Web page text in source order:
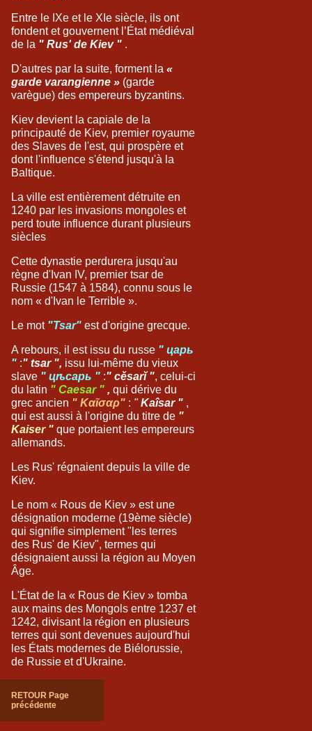
Entre le IXe et le XIe siècle, ils ont
fondent et gouvernent l’État médiéval
de la " Rus' de Kiev " .
D'autres par la suite, forment la «
garde varangienne » (garde
varègue) des empereurs byzantins.
Kiev devient la capiale de la
principauté de Kiev, premier royaume
des Slaves de l'est, qui prospère et
dont l'influence s'étend jusqu'à la
Baltique.
La ville est entièrement détruite en
1240 par les invasions mongoles et
perd toute influence durant plusieurs
siècles
Cette dynastie perdurera jusqu'au
règne d'Ivan IV, premier tsar de
Russie (1547 à 1584), connu sous le
nom « d'Ivan le Terrible ».
Le mot "Tsar" est d'origine grecque.
A rebours, il est issu du russe " царь
" :" tsar ", issu lui-même du vieux
slave " цѣсарь " :" cěsarĭ ", celui-ci
du latin " Caesar " , qui dérive du
grec ancien " Καῖσαρ" : "Kaîsar " ,
qui est aussi à l'origine du titre de "
Kaiser " que portaient les empereurs
allemands.
Les Rus' régnaient depuis la ville de
Kiev.
Le nom « Rous de Kiev » est une
désignation moderne (19ème siècle)
qui signifie simplement "les terres
des Rus' de Kiev", termes qui
désignaient aussi la région au Moyen
Âge.
L'État de la « Rous de Kiev » tomba
aux mains des Mongols entre 1237 et
1242, divisant la région en plusieurs
terres qui sont devenues aujourd'hui
les États modernes de Biélorussie,
de Russie et d'Ukraine.
RETOUR Page
précédente